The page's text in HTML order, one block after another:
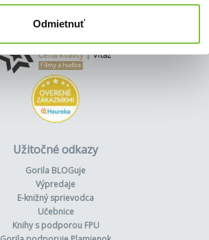
Odmietnuť
Užitočné odkazy
Gorila BLOGuje
Výpredaje
E-knižný sprievodca
Učebnice
Knihy s podporou FPU